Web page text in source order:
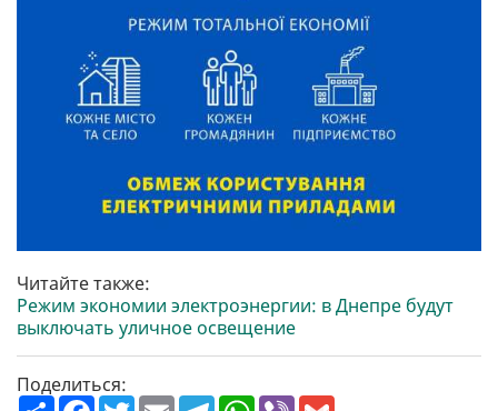
Читайте также:
Режим экономии электроэнергии: в Днепре будут
выключать уличное освещение
Поделиться:
П
F T E T W V